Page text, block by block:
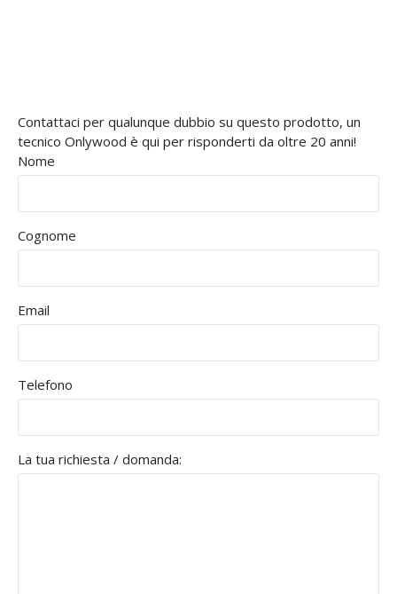
Contattaci per qualunque dubbio su questo prodotto, un
tecnico Onlywood è qui per risponderti da oltre 20 anni!
Nome
Cognome
Email
Telefono
La tua richiesta / domanda: